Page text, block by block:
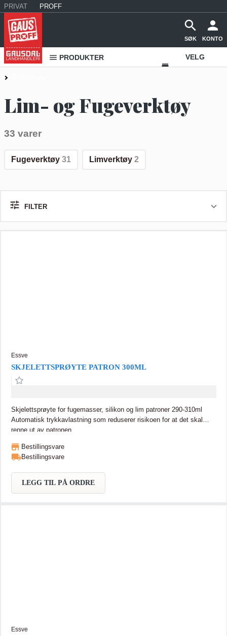
PRIVAT PROFF
SØK KONTO
PRODUKTER VELG
Lim- og Fugeverktøy
33 varer
Fugeverktøy 31 Limverktøy 2
FILTER
Essve
SKJELETTSPRØYTE PATRON 300ML
Skjelettsprøyte for fugemasser, silikon og lim patroner 290-310ml
Automatisk trykkavlastning som reduserer risikoen for at det skal
renne ut av patronen.
Bestillingsvare
Bestillingsvare
LEGG TIL PÅ ORDRE
Essve